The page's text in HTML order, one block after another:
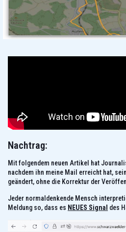
Nachtrag:
Mit folgendem neuen Artikel hat
nachdem ihn meine Mail erreicht hat,
geändert, ohne die Korrektur der
Jeder normaldenkende Mensch
Meldung so, dass es NEUES Signal des